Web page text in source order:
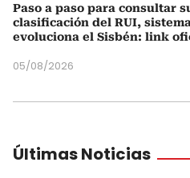
Paso a paso para consultar
clasificación del RUI,
evoluciona el Sisbén: link
05/08/2026
Últimas Noticias